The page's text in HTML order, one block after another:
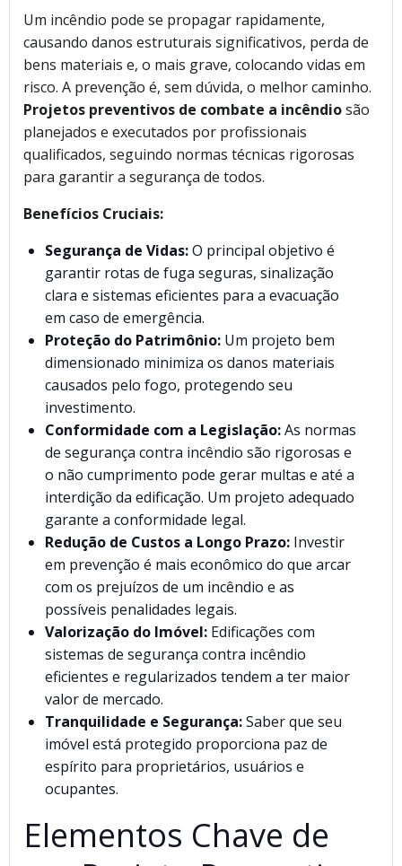
Um incêndio pode se propagar rapidamente,
causando danos estruturais significativos, perda de
bens materiais e, o mais grave, colocando vidas em
risco. A prevenção é, sem dúvida, o melhor caminho.
Projetos preventivos de combate a incêndiosão
planejados e executados por profissionais
qualificados, seguindo normas técnicas rigorosas
para garantir a segurança de todos.
Benefícios Cruciais:
Segurança de Vidas:O principal objetivo é
garantir rotas de fuga seguras, sinalização
clara e sistemas eficientes para a evacuação
em caso de emergência.
Proteção do Patrimônio: Um projeto bem
dimensionado minimiza os danos materiais
causados pelo fogo, protegendo seu
investimento.
Conformidade com a Legislação:As normas
de segurança contra incêndio são rigorosas e
o não cumprimento pode gerar multas e até a
interdição da edificação. Um projeto adequado
garante a conformidade legal.
Redução de Custos a Longo Prazo: Investir
em prevenção é mais econômico do que arcar
com os prejuízos de um incêndio e as
possíveis penalidades legais.
Valorização do Imóvel: Edificações com
sistemas de segurança contra incêndio
eficientes e regularizados tendem a ter maior
valor de mercado.
Tranquilidade e Segurança:Saber que seu
imóvel está protegido proporciona paz de
espírito para proprietários, usuários e
ocupantes.
Elementos Chave de